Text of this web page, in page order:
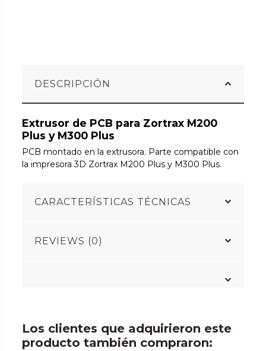
DESCRIPCIÓN
Extrusor de PCB para Zortrax M200
Plus y M300 Plus
PCB montado en la extrusora. Parte compatible con
la impresora 3D Zortrax M200 Plus y M300 Plus.
CARACTERÍSTICAS TÉCNICAS
REVIEWS (0)
Los clientes que adquirieron este
producto también compraron: